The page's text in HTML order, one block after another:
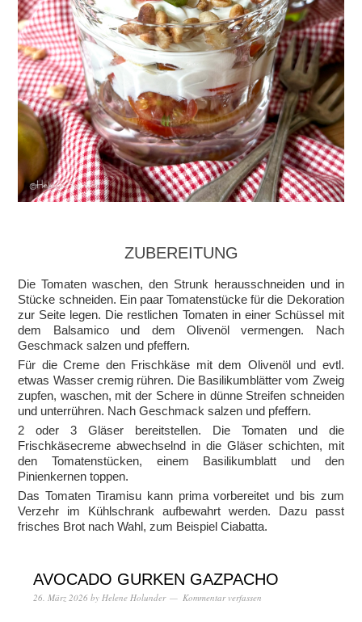
ZUBEREITUNG
Die Tomaten waschen, den Strunk herausschneiden und in
Stücke schneiden. Ein paar Tomatenstücke für die Dekoration
zur Seite legen. Die restlichen Tomaten in einer Schüssel mit
dem Balsamico und dem Olivenöl vermengen. Nach
Geschmack salzen und pfeffern.
Für die Creme den Frischkäse mit dem Olivenöl und evtl.
etwas Wasser cremig rühren. Die Basilikumblätter vom Zweig
zupfen, waschen, mit der Schere in dünne Streifen schneiden
und unterrühren. Nach Geschmack salzen und pfeffern.
2 oder 3 Gläser bereitstellen. Die Tomaten und die
Frischkäsecreme abwechselnd in die Gläser schichten, mit
den Tomatenstücken, einem Basilikumblatt und den
Pinienkernen toppen.
Das Tomaten Tiramisu kann prima vorbereitet und bis zum
Verzehr im Kühlschrank aufbewahrt werden. Dazu passt
frisches Brot nach Wahl, zum Beispiel Ciabatta.
AVOCADO GURKEN GAZPACHO
26. März 2026 by Helene Holunder Kommentar verfassen